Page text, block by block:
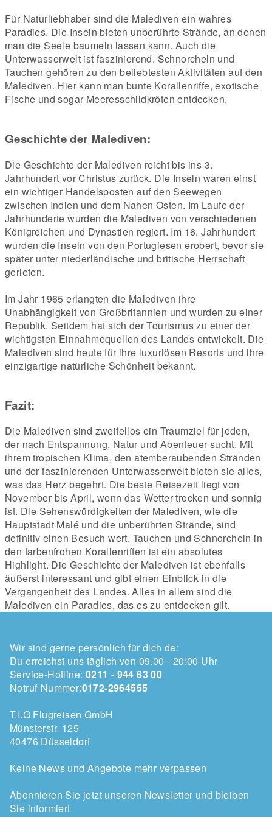
Für Naturliebhaber sind die Malediven ein wahres
Paradies. Die Inseln bieten unberührte Strände, an denen
man die Seele baumeln lassen kann. Auch die
Unterwasserwelt ist faszinierend. Schnorcheln und
Tauchen gehören zu den beliebtesten Aktivitäten auf den
Malediven. Hier kann man bunte Korallenriffe, exotische
Fische und sogar Meeresschildkröten entdecken.
Geschichte der Malediven:
Die Geschichte der Malediven reicht bis ins 3.
Jahrhundert vor Christus zurück. Die Inseln waren einst
ein wichtiger Handelsposten auf den Seewegen
zwischen Indien und dem Nahen Osten. Im Laufe der
Jahrhunderte wurden die Malediven von verschiedenen
Königreichen und Dynastien regiert. Im 16. Jahrhundert
wurden die Inseln von den Portugiesen erobert, bevor sie
später unter niederländische und britische Herrschaft
gerieten.
Im Jahr 1965 erlangten die Malediven ihre
Unabhängigkeit von Großbritannien und wurden zu einer
Republik. Seitdem hat sich der Tourismus zu einer der
wichtigsten Einnahmequellen des Landes entwickelt. Die
Malediven sind heute für ihre luxuriösen Resorts und ihre
einzigartige natürliche Schönheit bekannt.
Fazit:
Die Malediven sind zweifellos ein Traumziel für jeden,
der nach Entspannung, Natur und Abenteuer sucht. Mit
ihrem tropischen Klima, den atemberaubenden Stränden
und der faszinierenden Unterwasserwelt bieten sie alles,
was das Herz begehrt. Die beste Reisezeit liegt von
November bis April, wenn das Wetter trocken und sonnig
ist. Die Sehenswürdigkeiten der Malediven, wie die
Hauptstadt Malé und die unberührten Strände, sind
definitiv einen Besuch wert. Tauchen und Schnorcheln in
den farbenfrohen Korallenriffen ist ein absolutes
Highlight. Die Geschichte der Malediven ist ebenfalls
äußerst interessant und gibt einen Einblick in die
Vergangenheit des Landes. Alles in allem sind die
Malediven ein Paradies, das es zu entdecken gilt.
Wir sind gerne persönlich für dich da:
Du erreichst uns täglich von 09.00 - 20:00 Uhr
Service-Hotline: 0211 - 944 63 00
Notruf-Nummer:0172-2964555
T.I.G Flugreisen GmbH
Münsterstr. 125
40476 Düsseldorf
Keine News und Angebote mehr verpassen
Abonnieren Sie jetzt unseren Newsletter und bleiben
Sie informiert